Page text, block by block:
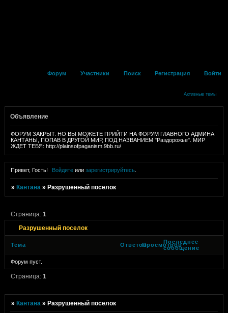
Форум Участники Поиск Регистрация Войти
Активные темы
Объявление
ФОРУМ ЗАКРЫТ. НО ВЫ МОЖЕТЕ ПРИЙТИ НА ФОРУМ ГЛАВНОГО АДМИНА
КАНТАНЫ, ПОПАВ В ДРУГОЙ МИР, ПОД НАЗВАНИЕМ "Раздорожье". МИР
ЖДЕТ ТЕБЯ: http://plainsofpaganism.9bb.ru/
Привет, Гость! Войдите илизарегистрируйтесь
» Кантана » Разрушенный поселок
Разрушенный поселок
Страница:1
Тема ОтветовПросмотровПоследнее
сообщение
Форум пуст.
Страница:1
»Кантана »Разрушенный поселок